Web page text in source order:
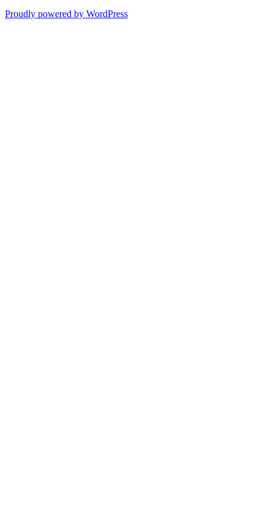
Proudly powered by WordPress